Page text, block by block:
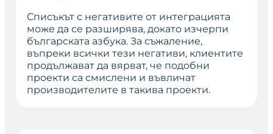
Списъкът с негативите от интеграцията
може да се разширява, докато изчерпи
българската азбука. За съжаление,
въпреки всички тези негативи, клиентите
продължават да вярват, че подобни
проекти са смислени и въвличат
производителите в такива проекти.